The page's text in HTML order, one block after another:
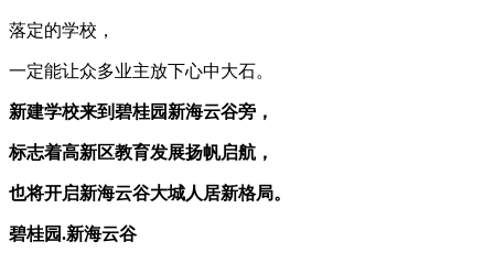
落定的学校，
一定能让众多业主放下心中大石。
新建学校来到碧桂园新海云谷旁，
标志着高新区教育发展扬帆启航，
也将开启新海云谷大城人居新格局。
碧桂园.新海云谷